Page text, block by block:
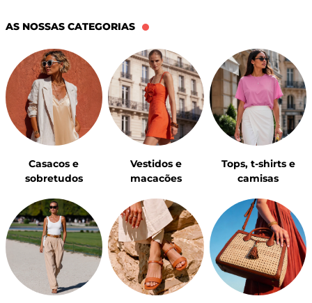
AS NOSSAS CATEGORIAS
Casacos e
sobretudos
Vestidos e
macacões
Tops, t-shirts e
camisas